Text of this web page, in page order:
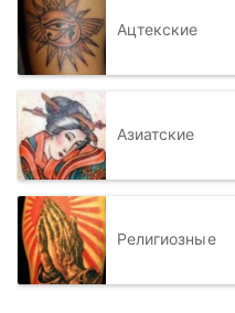
Ацтекские
Азиатские
Религиозные